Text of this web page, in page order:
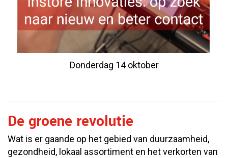
Donderdag 14 oktober
De groene revolutie
Wat is er gaande op het gebied van duurzaamheid,
gezondheid, lokaal assortiment en het verkorten van